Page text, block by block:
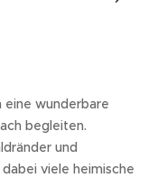
wunderbare
begleiten.
und
viele heimische